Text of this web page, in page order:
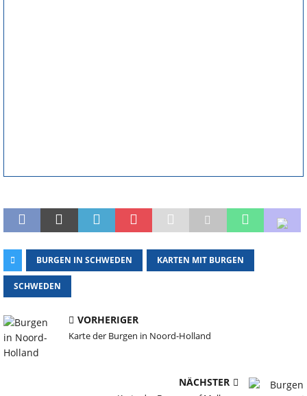
BURGEN IN SCHWEDEN KARTEN MIT BURGEN
SCHWEDEN
VORHERIGER
Karte der Burgen in Noord-Holland
NÄCHSTER